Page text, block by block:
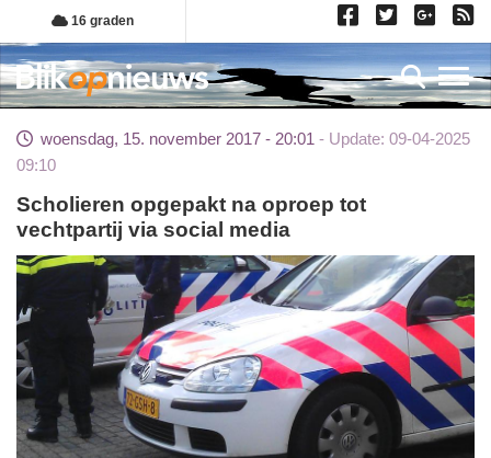
Overslaan
en
naar
de
gaan
16 graden
woensdag, 15. november 2017 - 20:01
Update: 09-04-2025
09:10
Scholieren opgepakt na oproep tot
vechtpartij via social media